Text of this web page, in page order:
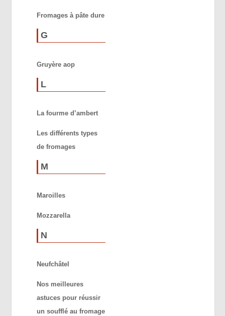
Fromages à pâte dure
G
Gruyère aop
L
La fourme d’ambert
Les différents types
de fromages
M
Maroilles
Mozzarella
N
Neufchâtel
Nos meilleures
astuces pour réussir
un soufflé au fromage